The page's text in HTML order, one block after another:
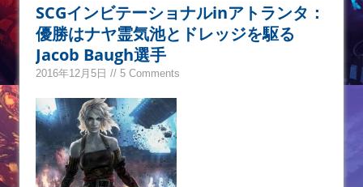
SCGインビテーショナルinアトランタ：
優勝はナヤ霊気池とドレッジを駆る
Jacob Baugh選手
2016年12月5日 // 5 Comments